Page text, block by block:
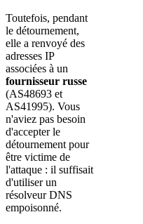
Toutefois, pendant
le détournement,
elle a renvoyé des
adresses IP
associées à un
fournisseur russe
(AS48693 et
AS41995). Vous
n'aviez pas besoin
d'accepter le
détournement pour
être victime de
l'attaque : il suffisait
d'utiliser un
résolveur DNS
empoisonné.